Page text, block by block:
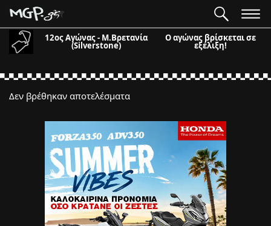
12ος Αγώνας - Μ.Βρετανία
(Silverstone)
Ο αγώνας βρίσκεται σε
εξέλιξη!
Δεν βρέθηκαν αποτελέσματα